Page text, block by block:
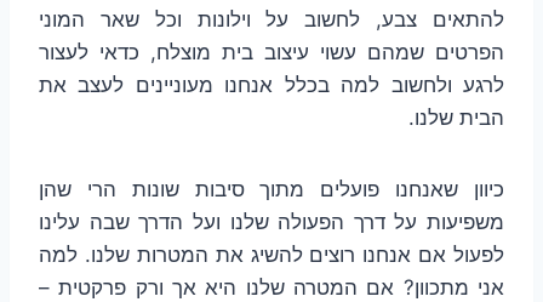
להתאים צבע, לחשוב על וילונות וכל שאר המוני
הפרטים שמהם עשוי עיצוב בית מוצלח, כדאי לעצור
לרגע ולחשוב למה בכלל אנחנו מעוניינים לעצב את
הבית שלנו.
כיוון שאנחנו פועלים מתוך סיבות שונות הרי שהן
משפיעות על דרך הפעולה שלנו ועל הדרך שבה עלינו
לפעול אם אנחנו רוצים להשיג את המטרות שלנו. למה
אני מתכוון? אם המטרה שלנו היא אך ורק פרקטית –